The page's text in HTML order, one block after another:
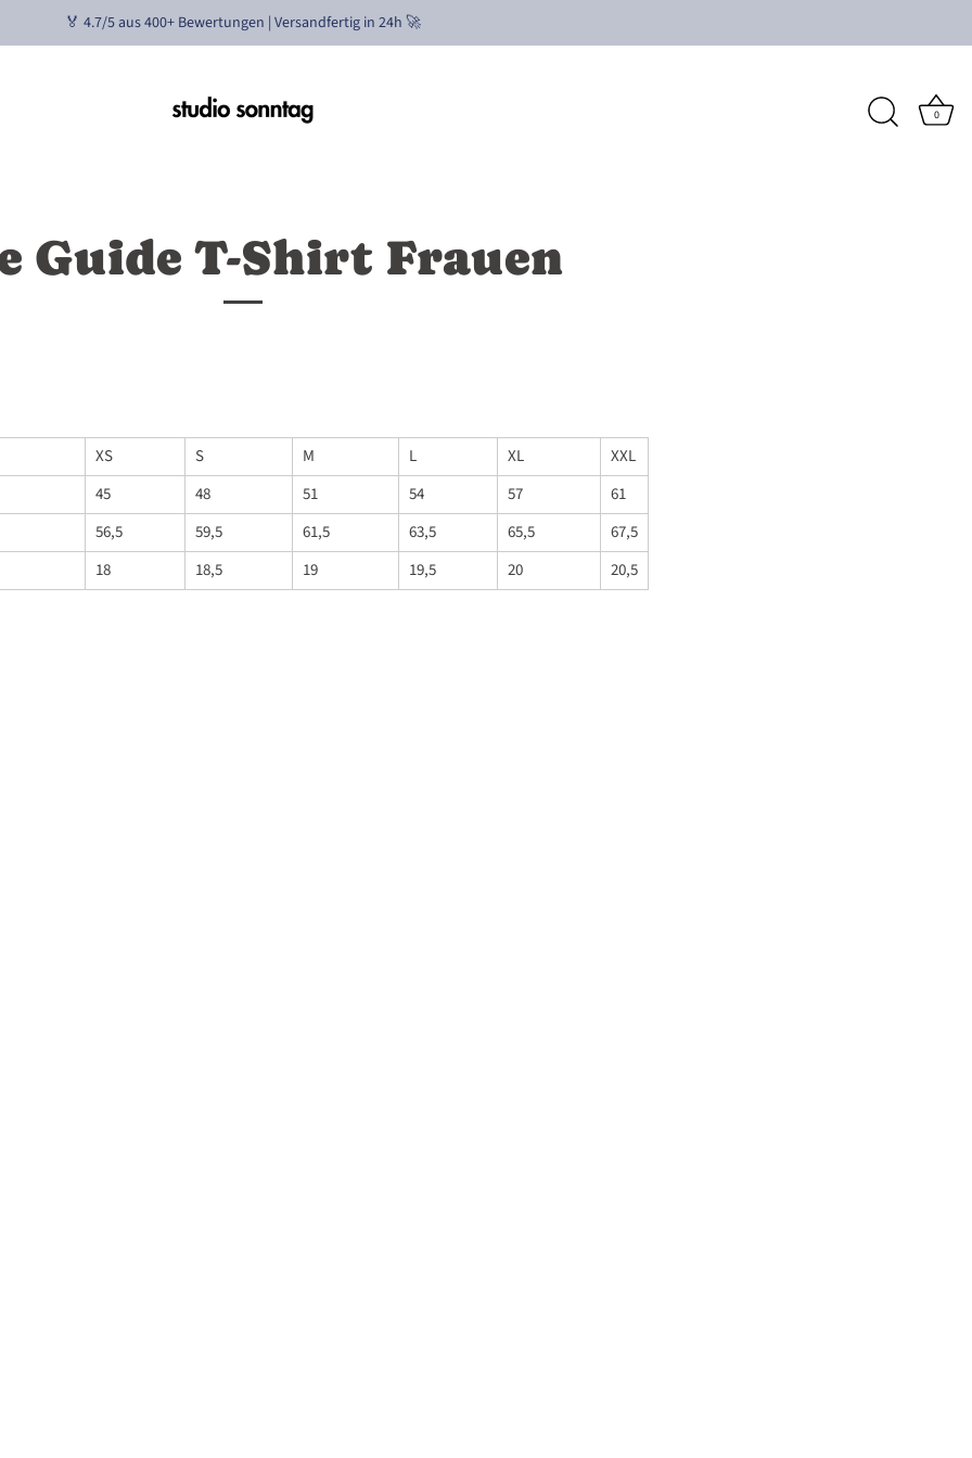
🏅 4.7/5 aus 400+ Bewertungen | Versandfertig in 24h 🚀
0
Guide T-Shirt Frauen
XS S M L XL
XXL
45 48 51 54 57
61
56,5 59,5 61,5 63,5 65,5
67,5
18 18,5 19 19,5 20 20,5